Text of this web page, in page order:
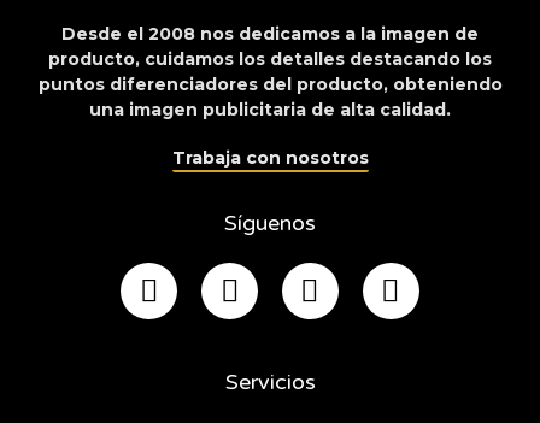
Desde el 2008 nos dedicamos a la imagen de
producto, cuidamos los detalles destacando los
puntos diferenciadores del producto, obteniendo
una imagen publicitaria de alta calidad.
Trabaja con nosotros
Síguenos
Servicios